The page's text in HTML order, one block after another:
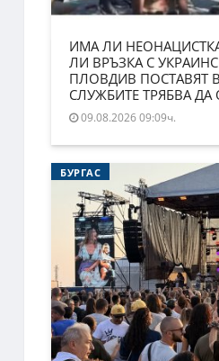
ИМА ЛИ
ЛИ ВРЪЗКА С
ПЛОВДИВ ПОСТАВЯТ
СЛУЖБИТЕ ТРЯБВА ДА
09.08.2026 09:09ч.
БУРГАС